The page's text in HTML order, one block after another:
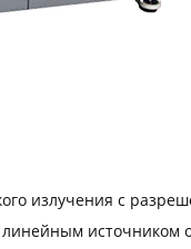
излучения с
источником